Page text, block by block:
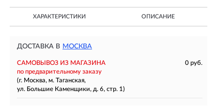
ХАРАКТЕРИСТИКИ ОПИСАНИЕ
ДОСТАВКА В МОСКВА
САМОВЫВОЗ ИЗ МАГАЗИНА
0 руб.
по предварительному заказу
(г. Москва, м. Таганская,
ул. Большие Каменщики, д. 6, стр. 1)